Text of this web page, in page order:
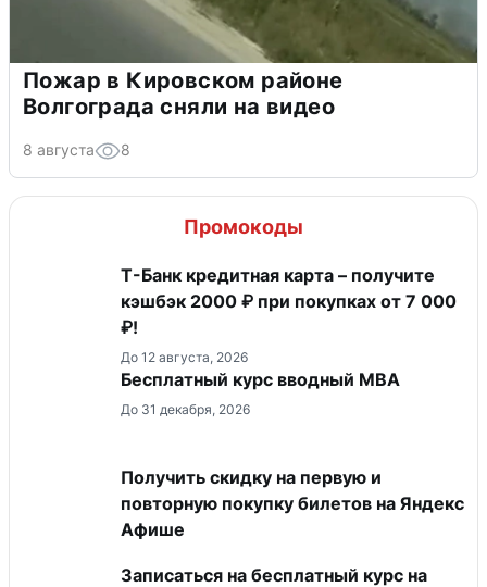
Пожар в Кировском районе
Волгограда сняли на видео
8 августа 8
Промокоды
Т-Банк кредитная карта – получите
кэшбэк 2000 ₽ при покупках от 7 000
₽!
До 12 августа, 2026
Бесплатный курс вводный МВА
До 31 декабря, 2026
Получить скидку на первую и
повторную покупку билетов на Яндекс
Афише
Записаться на бесплатный курс на